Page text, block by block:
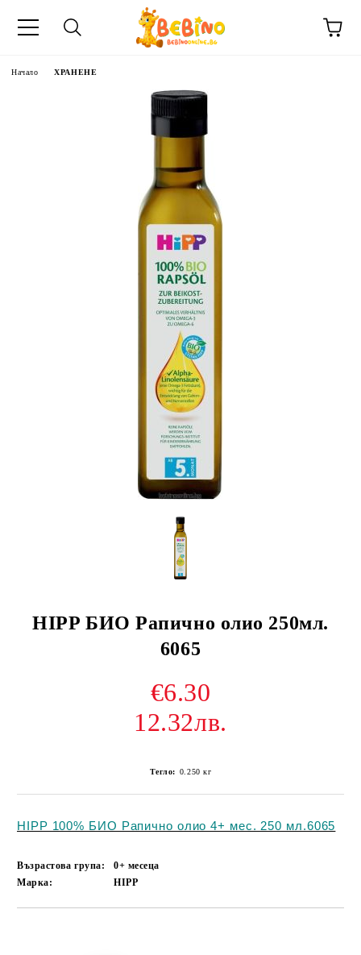
Начало ХРАНЕНЕ
HIPP БИО Рапично олио 250мл.
6065
€6.30
12.32лв.
Тегло: 0.250 кг
HIPP 100% БИО Рапично олио 4+ мес. 250 мл.6065
Възрастова група:
0+ месеца
Марка:
HIPP